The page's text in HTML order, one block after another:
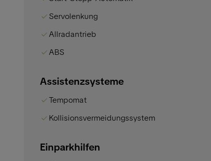
Servolenkung
Allradantrieb
ABS
Assistenzsysteme
Tempomat
Kollisionsvermeidungssystem
Einparkhilfen